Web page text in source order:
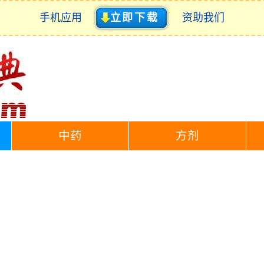
手机应用 立即下载 资助我们
中药 方剂